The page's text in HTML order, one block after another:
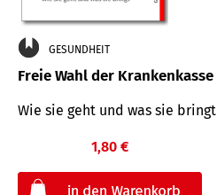
GESUNDHEIT
Freie Wahl der Krankenkasse
Wie sie geht und was sie bringt
1,80 €